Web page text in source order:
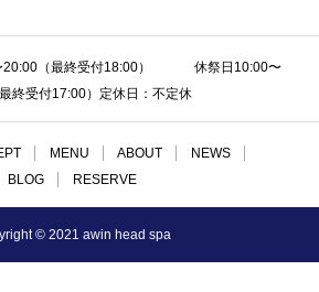
20:00（最終受付18:00） 休祭日10:00〜
終受付17:00）定休日：不定休
MENU ABOUT
NEWS
BLOG
RESERVE
© 2021 awin head spa